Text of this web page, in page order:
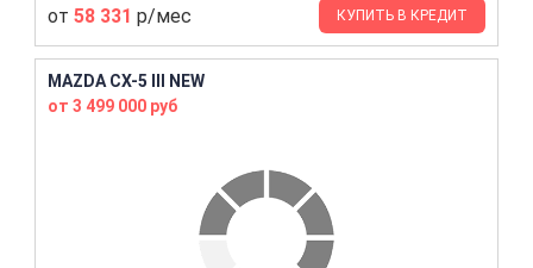
от 58 331 р/мес КУПИТЬ В КРЕДИТ
MAZDA CX-5 III NEW
от 3 499 000 руб